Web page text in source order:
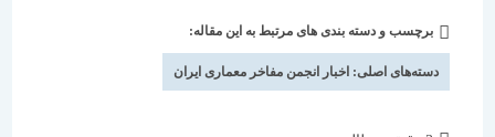
شده
است:
برچسب و دسته بندی های مرتبط به این مقاله:
دسته‌های اصلی:اخبار انجمن مفاخر معماری ایران